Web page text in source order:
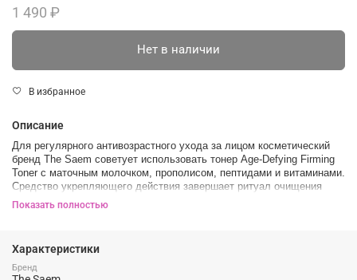
1 490 ₽
Нет в наличии
В избранное
Описание
Для регулярного антивозрастного ухода за лицом косметический
бренд The Saem советует использовать тонер Age-Defying Firming
Toner с маточным молочком, прополисом, пептидами и витаминами.
Средство укрепляющего действия завершает ритуал очищения
кожи, избавляет покровы от слоя ороговевших клеток, снабжает
Уход улучшает клеточное дыхание и обновление, облегчает доступ
в ткани для питательных веществ, вследствие чего активно
Показать полностью
Характеристики
Бренд